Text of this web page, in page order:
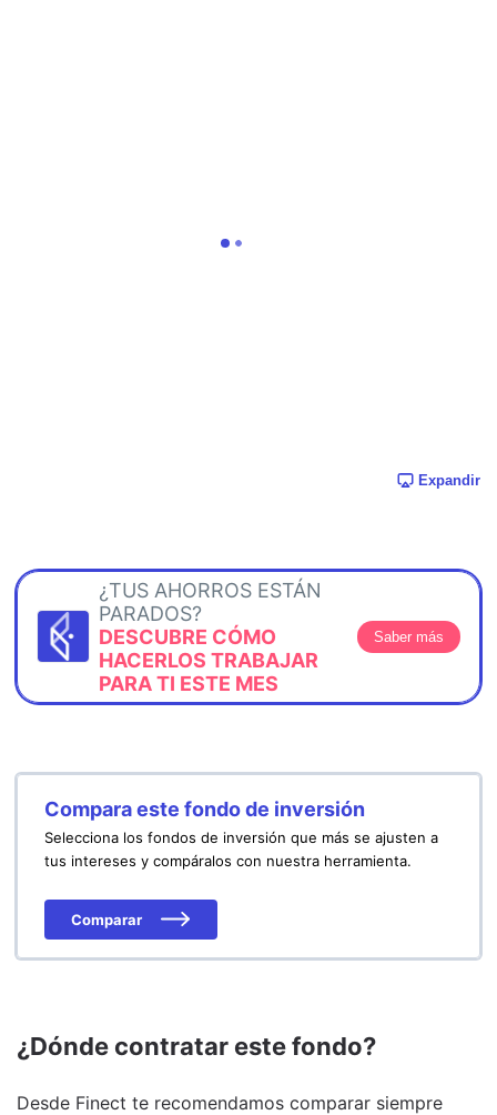
Expandir
¿TUS AHORROS ESTÁN
PARADOS?
DESCUBRE CÓMO
HACERLOS TRABAJAR
PARA TI ESTE MES
Saber más
Compara este fondo de inversión
Selecciona los fondos de inversión que más se ajusten a
tus intereses y compáralos con nuestra herramienta.
Comparar
¿Dónde contratar este fondo?
Desde Finect te recomendamos comparar siempre